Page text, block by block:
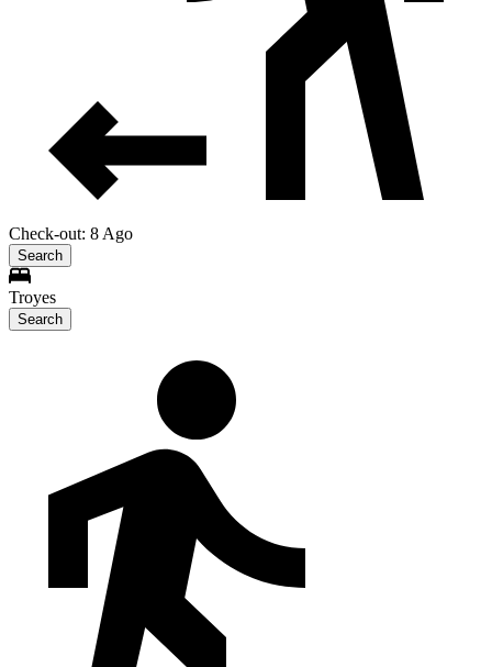
Check-out: 8 Ago
Search
Troyes
Search